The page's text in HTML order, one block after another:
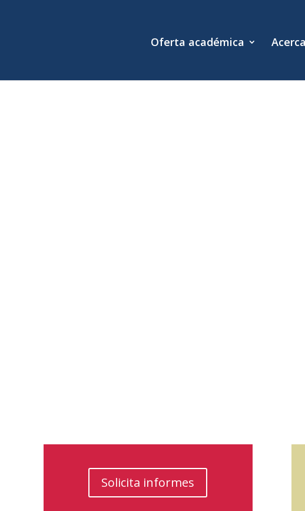
Oferta académica
Solicita informes